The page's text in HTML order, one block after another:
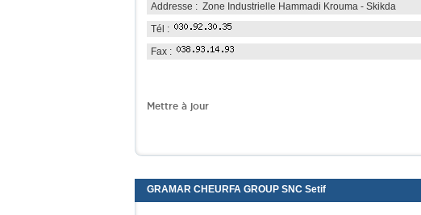
Addresse : Zone Industrielle Hammadi Krouma - Skikda
Tél :
Fax :
Mettre à jour
GRAMAR CHEURFA GROUP SNC Setif